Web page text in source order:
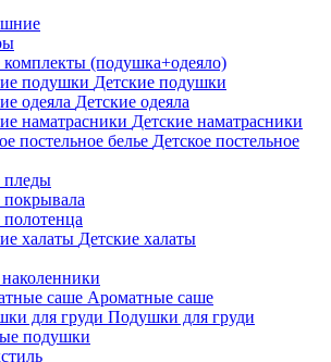
комплекты (подушка+одеяло)
Детские подушки
Детские одеяла
Детские наматрасники
Детское постельное
пледы
покрывала
полотенца
Детские халаты
Ароматные саше
Подушки для груди
подушки